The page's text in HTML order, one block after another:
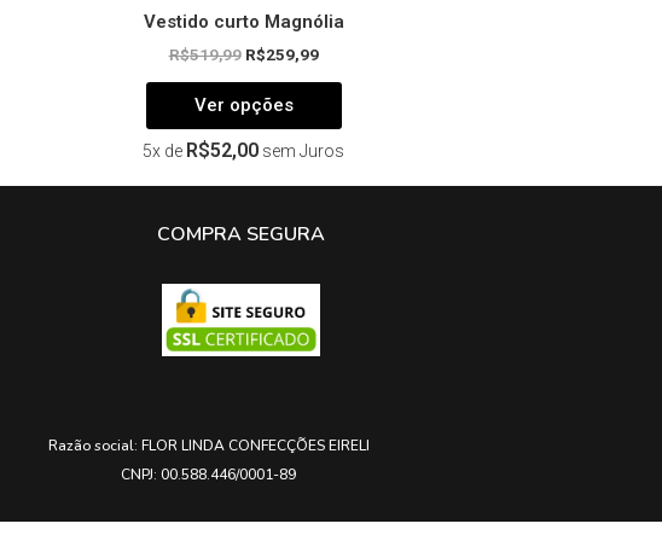
Vestido curto Magnólia
R$519,99 R$259,99
Ver opções
5x de R$52,00 sem Juros
COMPRA SEGURA
Razão social: FLOR LINDA CONFECÇÕES EIRELI
CNPJ: 00.588.446/0001-89